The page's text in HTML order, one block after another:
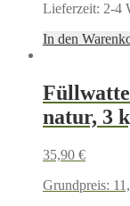
Lieferzeit: 2-4
In den
natur, 3
35,90 €
Grundpreis: